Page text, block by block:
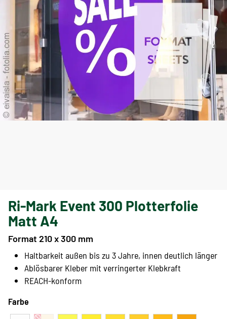
Ri-Mark Event 300 Plotterfolie
Matt A4
Format 210 x 300 mm
Haltbarkeit außen bis zu 3 Jahre, innen deutlich länger
Ablösbarer Kleber mit verringerter Klebkraft
REACH-konform
Farbe